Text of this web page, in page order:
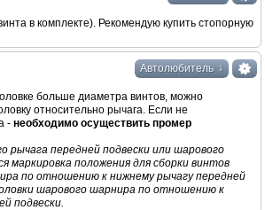
в комплекте). Рекомендую купить стопорную
Автолюбитель ↓
больше диаметра винтов, можно
относительно рычага. Если не
- необходимo ocущecтвить прoмeр
рычaга передней подвески или шарового
маркировка положения для сборки винтов
по отношению к нижнему рычaгу передней
шарового шарнира по отношению к
подвески.